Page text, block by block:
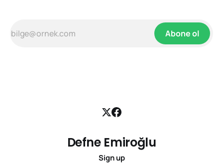
Abone ol
Defne Emiroğlu
Sign up